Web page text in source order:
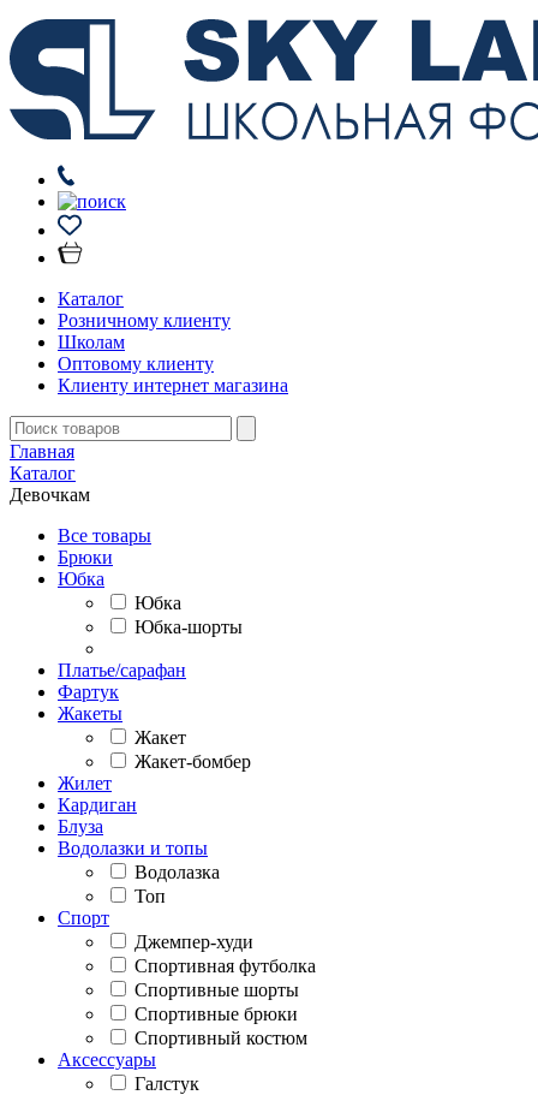
Каталог
Розничному клиенту
Школам
Оптовому клиенту
Клиенту интернет магазина
Главная
Каталог
Девочкам
Все товары
Брюки
Юбка
Юбка
Юбка-шорты
Платье/сарафан
Фартук
Жакеты
Жакет
Жакет-бомбер
Жилет
Кардиган
Блуза
Водолазки и топы
Водолазка
Топ
Спорт
Джемпер-худи
Спортивная футболка
Спортивные шорты
Спортивные брюки
Спортивный костюм
Аксессуары
Галстук